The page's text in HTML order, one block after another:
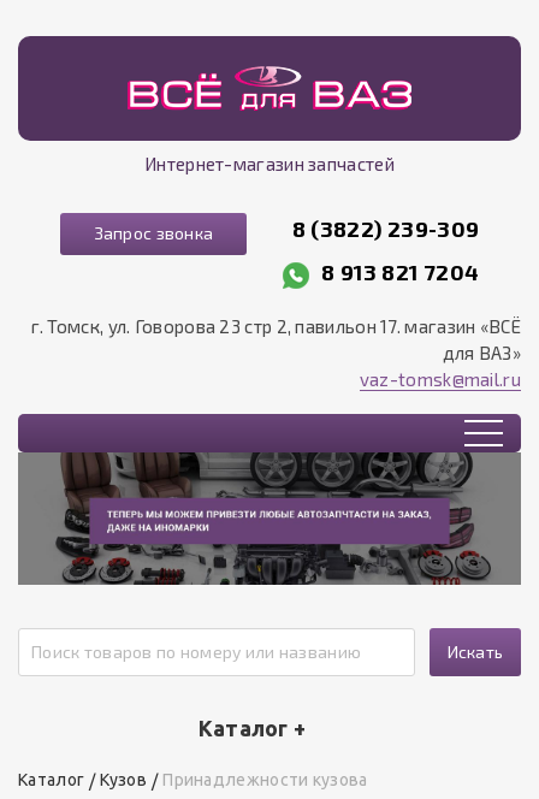
Интернет-магазин запчастей
Запрос звонка
8 (3822) 239-309
8 913 821 7204
г. Томск, ул. Говорова 23 стр 2, павильон 17. магазин «ВСЁ
для ВАЗ»
vaz-tomsk@mail.ru
Искать
Каталог +
Каталог Кузов Принадлежности кузова